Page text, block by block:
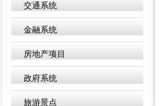
交通系统
金融系统
房地产项目
政府系统
旅游景点